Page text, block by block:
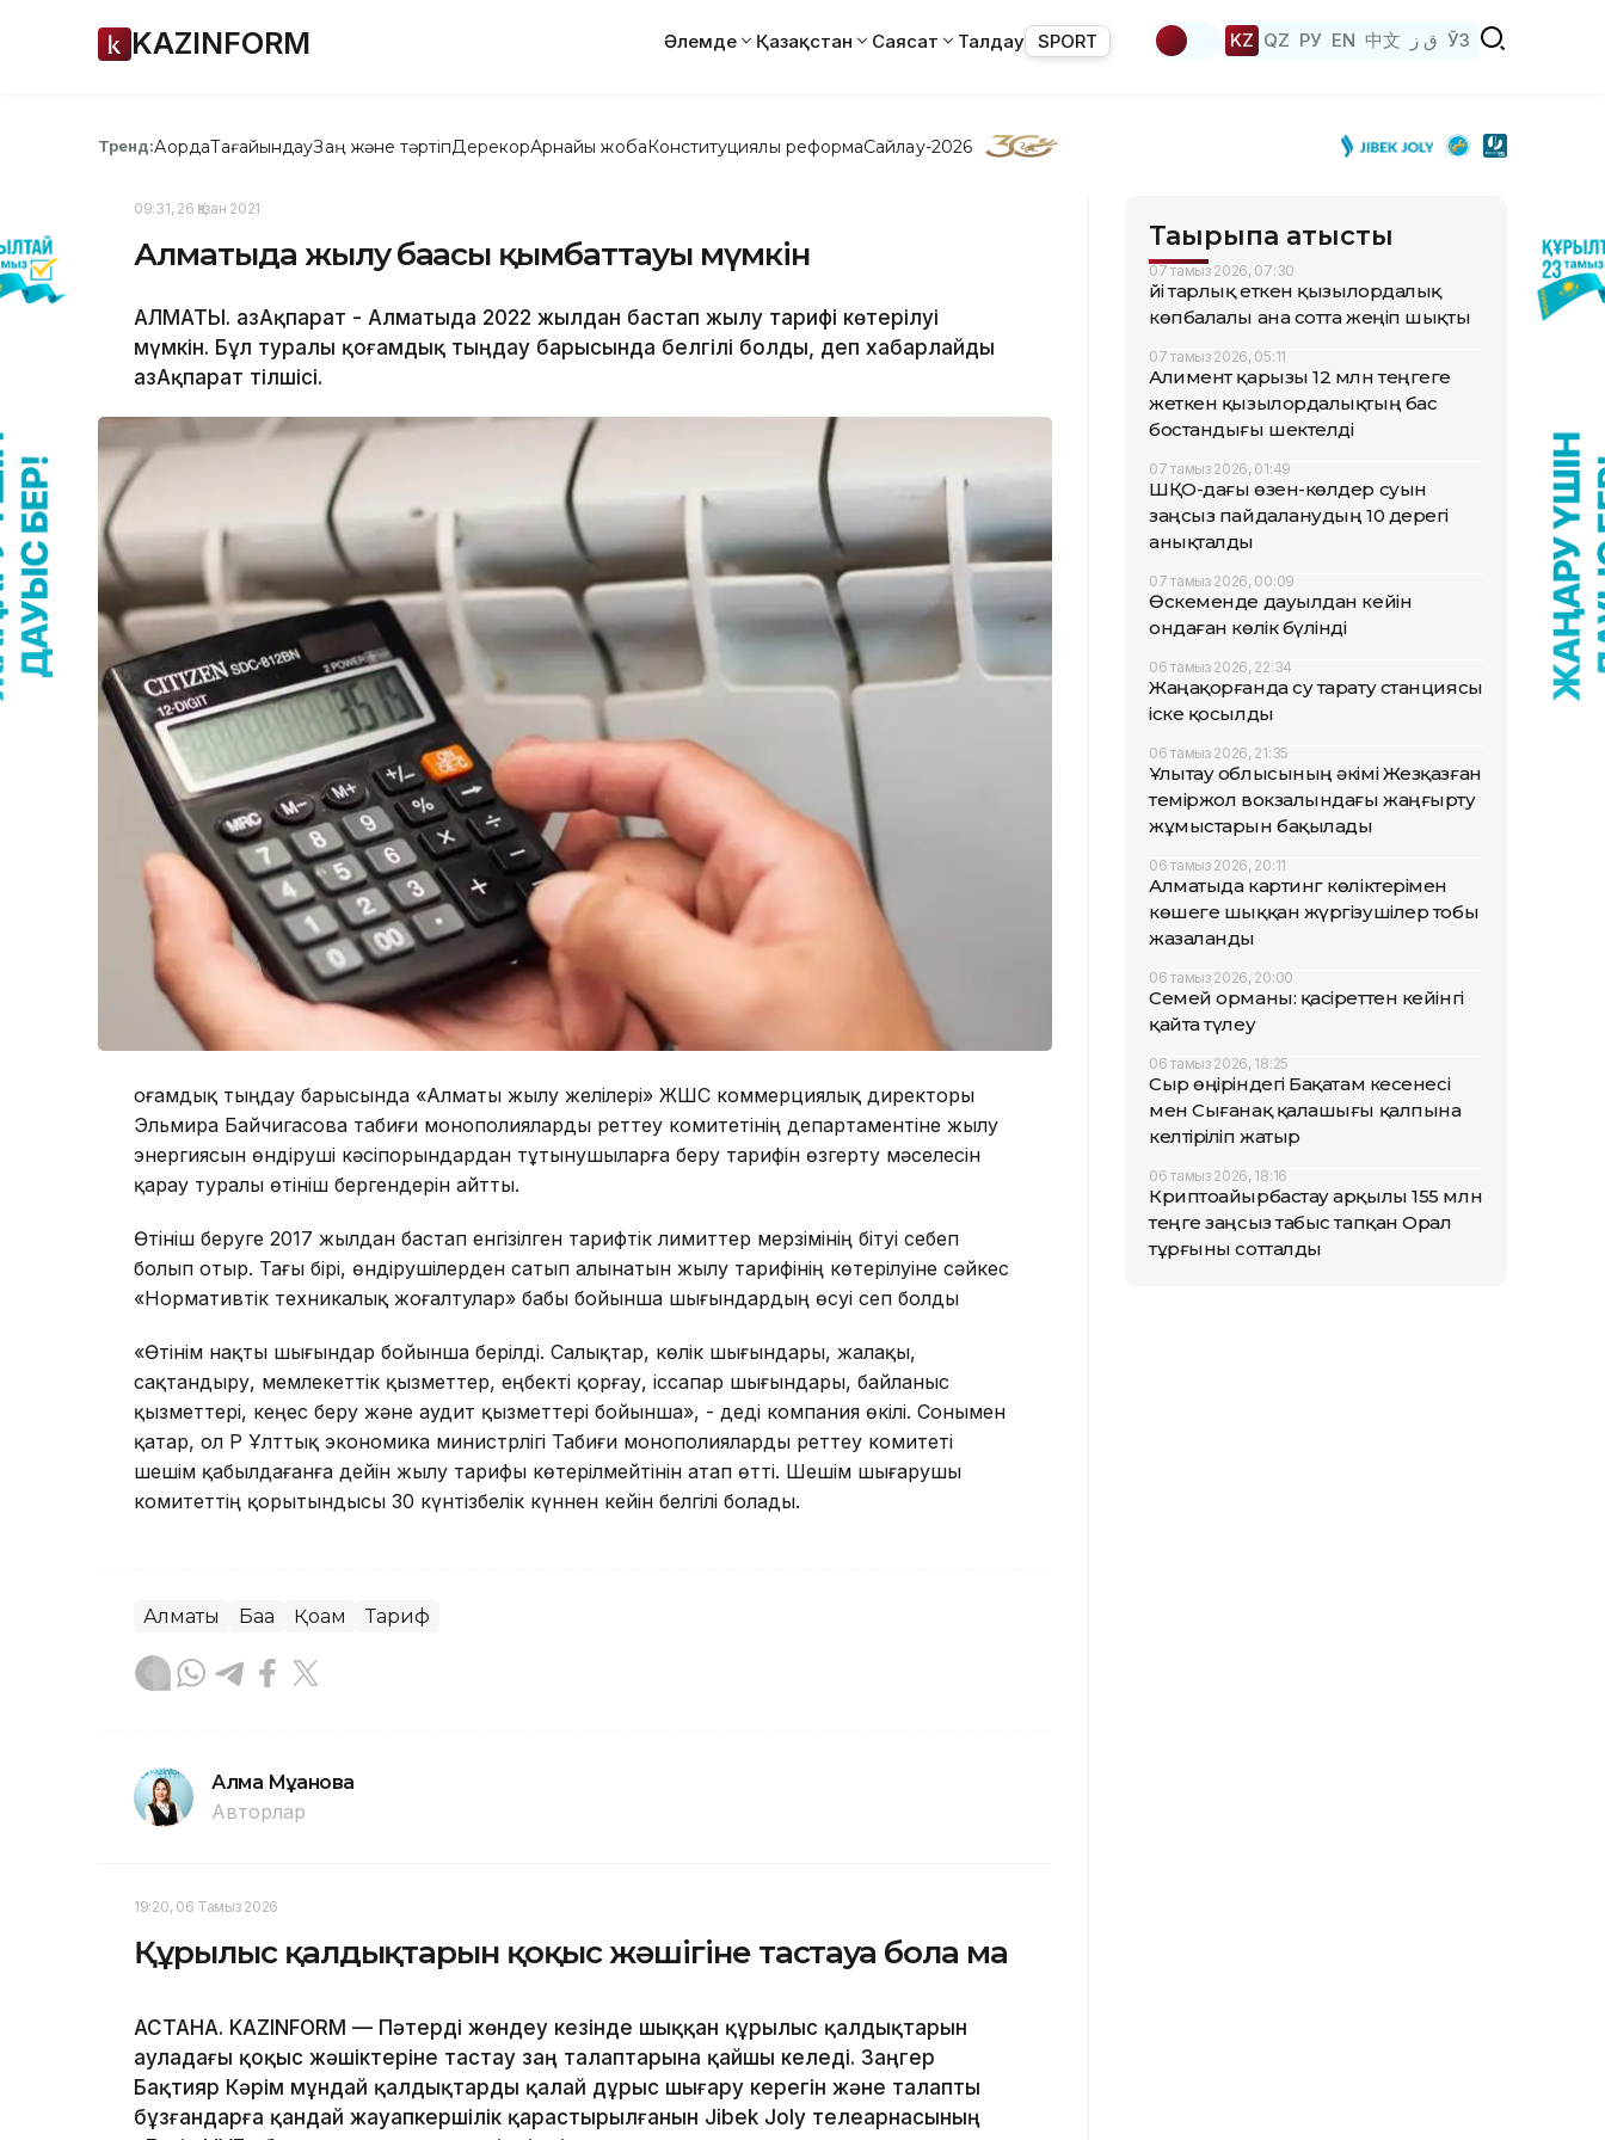
KAZINFORM Әлемде Қазақстан Саясат Талдау SPORT KZ QZ РУ EN 中文 ق ز ЎЗ
Тренд:АқордаТағайындауЗаң және тәртіпДерекқорАрнайы жобаКонституциялық реформаСайлау-2026
09:31, 26 Қазан 2021
Алматыда жылу бағасы қымбаттауы мүмкін
АЛМАТЫ. ҚазАқпарат - Алматыда 2022 жылдан бастап жылу тарифі көтерілуі
мүмкін. Бұл туралы қоғамдық тыңдау барысында белгілі болды, деп хабарлайды
ҚазАқпарат тілшісі.
Қоғамдық тыңдау барысында «Алматы жылу желілері» ЖШС коммерциялық директоры
Эльмира Байчигасова табиғи монополияларды реттеу комитетінің департаментіне жылу
энергиясын өндіруші кәсіпорындардан тұтынушыларға беру тарифін өзгерту мәселесін
қарау туралы өтініш бергендерін айтты.
Өтініш беруге 2017 жылдан бастап енгізілген тарифтік лимиттер мерзімінің бітуі себеп
болып отыр. Тағы бірі, өндірушілерден сатып алынатын жылу тарифінің көтерілуіне сәйкес
«Нормативтік техникалық жоғалтулар» бабы бойынша шығындардың өсуі сеп болды
«Өтінім нақты шығындар бойынша берілді. Салықтар, көлік шығындары, жалақы,
сақтандыру, мемлекеттік қызметтер, еңбекті қорғау, іссапар шығындары, байланыс
қызметтері, кеңес беру және аудит қызметтері бойынша», - деді компания өкілі. Сонымен
қатар, ол ҚР Ұлттық экономика министрлігі Табиғи монополияларды реттеу комитеті
шешім қабылдағанға дейін жылу тарифы көтерілмейтінін атап өтті. Шешім шығарушы
комитеттің қорытындысы 30 күнтізбелік күннен кейін белгілі болады.
Алматы Баға Қоғам Тариф
Алма Мұқанова
Авторлар
19:20, 06 Тамыз 2026
Құрылыс қалдықтарын қоқыс жәшігіне тастауға бола ма
АСТАНА. KAZINFORM — Пәтерді жөндеу кезінде шыққан құрылыс қалдықтарын
ауладағы қоқыс жәшіктеріне тастау заң талаптарына қайшы келеді. Заңгер
Бақтияр Кәрім мұндай қалдықтарды қалай дұрыс шығару керегін және талапты
бұзғандарға қандай жауапкершілік қарастырылғанын Jibek Joly телеарнасының
Тақырыпқа қатысты
07 тамыз 2026, 07:30
Үйі тарлық еткен қызылордалық
көпбалалы ана сотта жеңіп шықты
07 тамыз 2026, 05:11
Алимент қарызы 12 млн теңгеге
жеткен қызылордалықтың бас
бостандығы шектелді
07 тамыз 2026, 01:49
ШҚО-дағы өзен-көлдер суын
заңсыз пайдаланудың 10 дерегі
анықталды
07 тамыз 2026, 00:09
Өскеменде дауылдан кейін
ондаған көлік бүлінді
06 тамыз 2026, 22:34
Жаңақорғанда су тарату станциясы
іске қосылды
06 тамыз 2026, 21:35
Ұлытау облысының әкімі Жезқазған
теміржол вокзалындағы жаңғырту
жұмыстарын бақылады
06 тамыз 2026, 20:11
Алматыда картинг көліктерімен
көшеге шыққан жүргізушілер тобы
жазаланды
06 тамыз 2026, 20:00
Семей орманы: қасіреттен кейінгі
қайта түлеу
06 тамыз 2026, 18:25
Сыр өңіріндегі Бақатам кесенесі
мен Сығанақ қалашығы қалпына
келтіріліп жатыр
06 тамыз 2026, 18:16
Криптоайырбастау арқылы 155 млн
теңге заңсыз табыс тапқан Орал
тұрғыны сотталды